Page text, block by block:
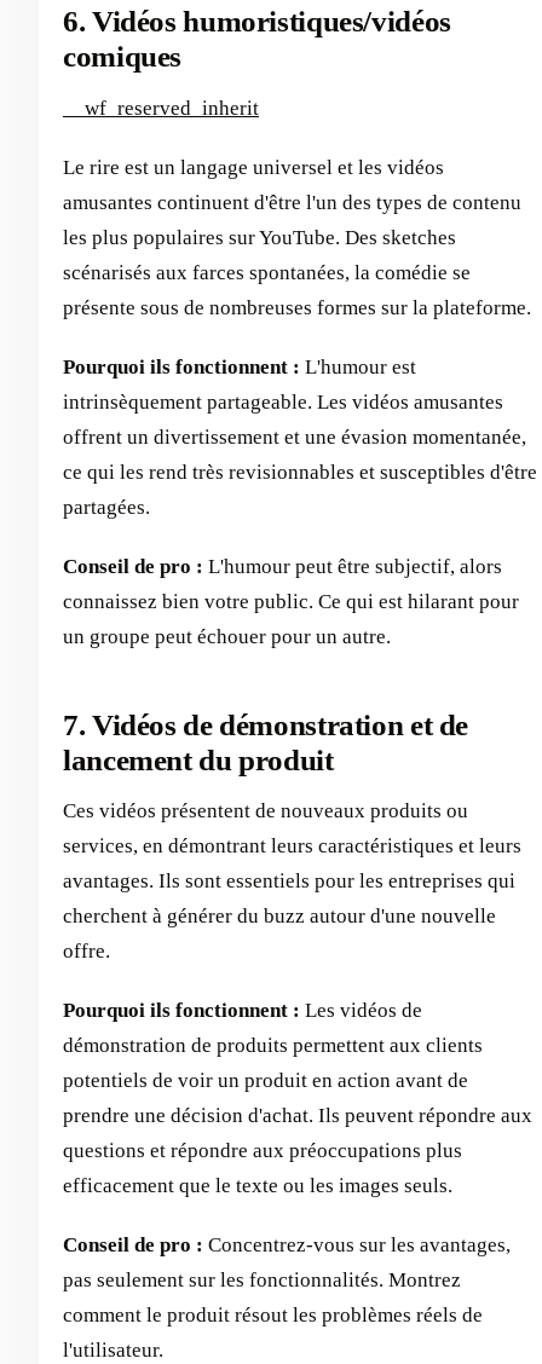
6. Vidéos humoristiques/vidéos
comiques
__wf_reserved_inherit
Le rire est un langage universel et les vidéos
amusantes continuent d'être l'un des types de contenu
les plus populaires sur YouTube. Des sketches
scénarisés aux farces spontanées, la comédie se
présente sous de nombreuses formes sur la plateforme.
Pourquoi ils fonctionnent : L'humour est
intrinsèquement partageable. Les vidéos amusantes
offrent un divertissement et une évasion momentanée,
ce qui les rend très revisionnables et susceptibles d'être
partagées.
Conseil de pro : L'humour peut être subjectif, alors
connaissez bien votre public. Ce qui est hilarant pour
un groupe peut échouer pour un autre.
7. Vidéos de démonstration et de
lancement du produit
Ces vidéos présentent de nouveaux produits ou
services, en démontrant leurs caractéristiques et leurs
avantages. Ils sont essentiels pour les entreprises qui
cherchent à générer du buzz autour d'une nouvelle
offre.
Pourquoi ils fonctionnent : Les vidéos de
démonstration de produits permettent aux clients
potentiels de voir un produit en action avant de
prendre une décision d'achat. Ils peuvent répondre aux
questions et répondre aux préoccupations plus
efficacement que le texte ou les images seuls.
Conseil de pro : Concentrez-vous sur les avantages,
pas seulement sur les fonctionnalités. Montrez
comment le produit résout les problèmes réels de
l'utilisateur.